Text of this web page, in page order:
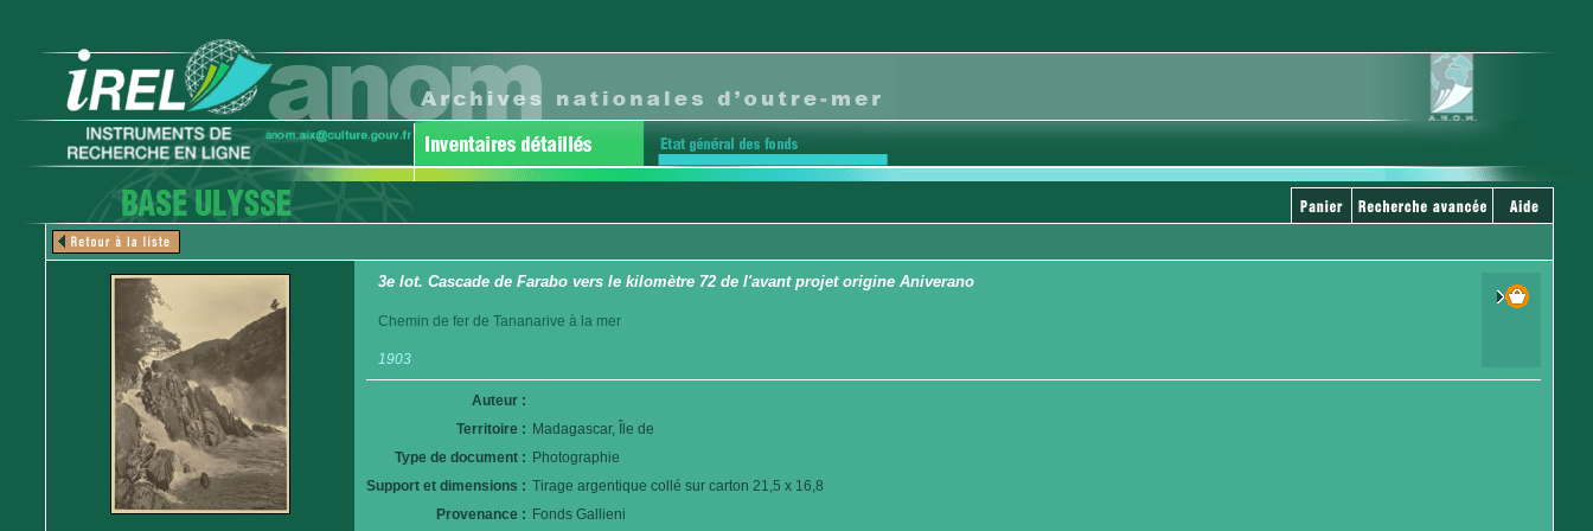
3e lot. Cascade de Farabo vers le kilomètre 72 de l'avant projet origine Aniverano
Chemin de fer de Tananarive à la mer
1903
Auteur :
Territoire : Madagascar, Île de
Type de document : Photographie
Support et dimensions : Tirage argentique collé sur carton 21,5 x 16,8
Provenance : Fonds Gallieni